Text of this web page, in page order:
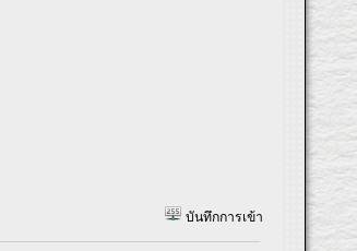
บันทึกการเข้า